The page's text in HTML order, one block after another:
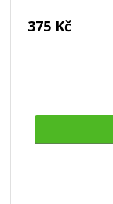
375 Kč